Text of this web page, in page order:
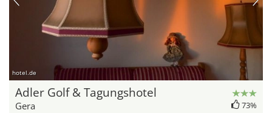
hotel.de
Adler Golf & Tagungshotel
Gera 73%